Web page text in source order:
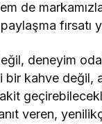
de
fırsatı
deneyim
kahve değil,
veren,